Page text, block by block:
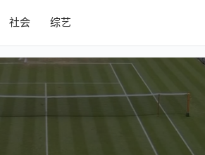
社会 综艺